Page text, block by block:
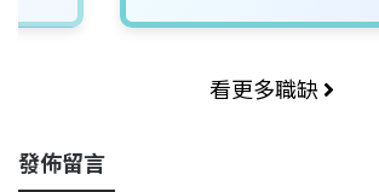
看更多職缺
發佈留言